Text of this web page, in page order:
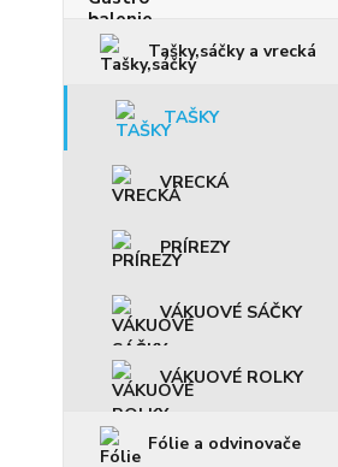
Tašky,sáčky a vrecká
TAŠKY
VRECKÁ
PRÍREZY
VÁKUOVÉ SÁČKY
VÁKUOVÉ ROLKY
Fólie a odvinovače